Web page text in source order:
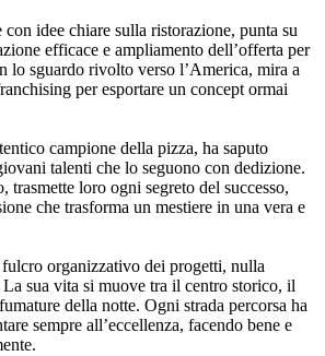
idee chiare sulla ristorazione, punta su
efficace e ampliamento dell’offerta per
lo sguardo rivolto verso l’America, mira a
per esportare un concept ormai
campione della pizza, ha saputo
talenti che lo seguono con dedizione.
trasmette loro ogni segreto del successo,
che trasforma un mestiere in una vera e
fulcro organizzativo dei progetti, nulla
La sua vita si muove tra il centro storico, il
della notte. Ogni strada percorsa ha
sempre all’eccellenza, facendo bene e